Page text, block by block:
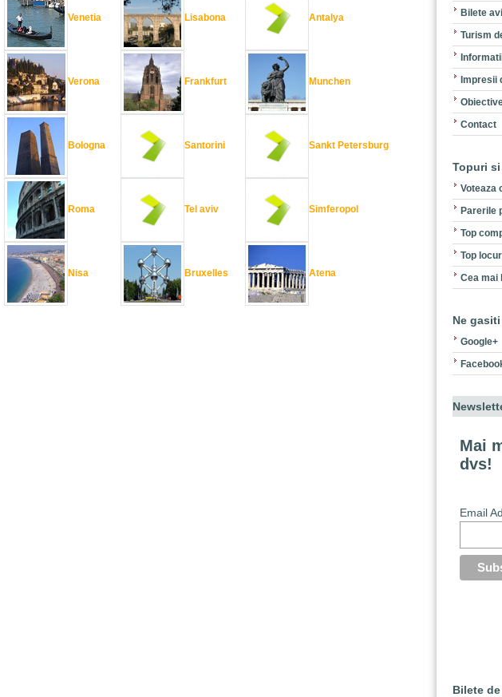
Venetia
Verona
Bologna
Roma
Nisa
Lisabona
Frankfurt
Santorini
Tel aviv
Bruxelles
Antalya
Munchen
Sankt Petersburg
Simferopol
Atena
Bilete
Turism
Impresii
Contact
Topuri
Voteaza
Parerile
Top
Top
Cea mai
Ne
Google+
Mai
dvs!
Email
Bilete